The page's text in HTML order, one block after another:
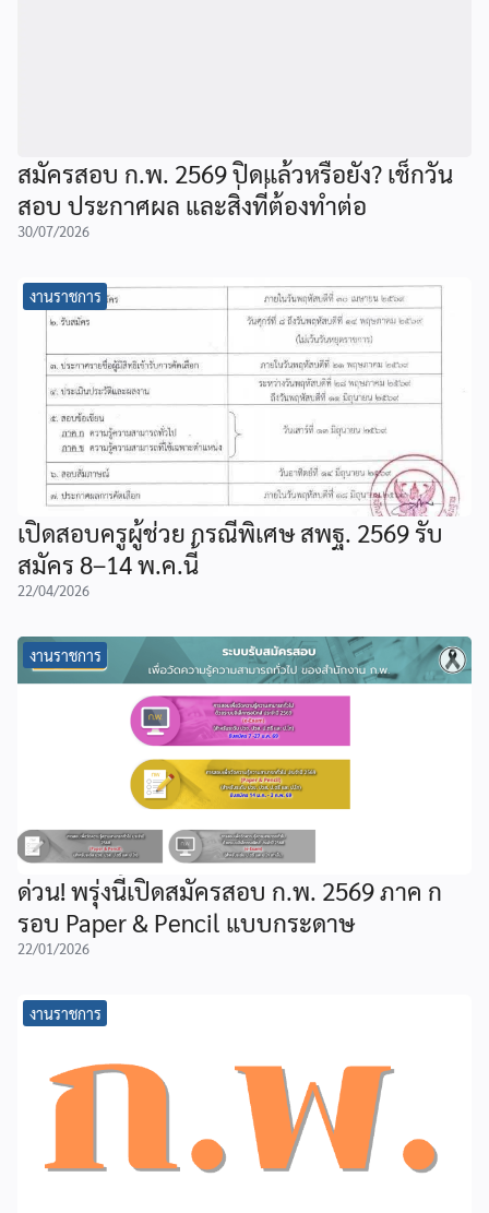
สมัครสอบ ก.พ. 2569 ปิดแล้วหรือยัง? เช็กวัน
สอบ ประกาศผล และสิ่งที่ต้องทำต่อ
30/07/2026
งานราชการ
เปิดสอบครูผู้ช่วย กรณีพิเศษ สพฐ. 2569 รับ
สมัคร 8–14 พ.ค.นี้
22/04/2026
งานราชการ
ด่วน! พรุ่งนี้เปิดสมัครสอบ ก.พ. 2569 ภาค ก
รอบ Paper & Pencil แบบกระดาษ
22/01/2026
งานราชการ